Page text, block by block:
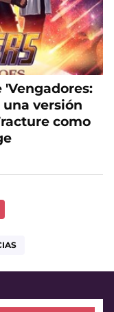
'Vengadores:
versión
como